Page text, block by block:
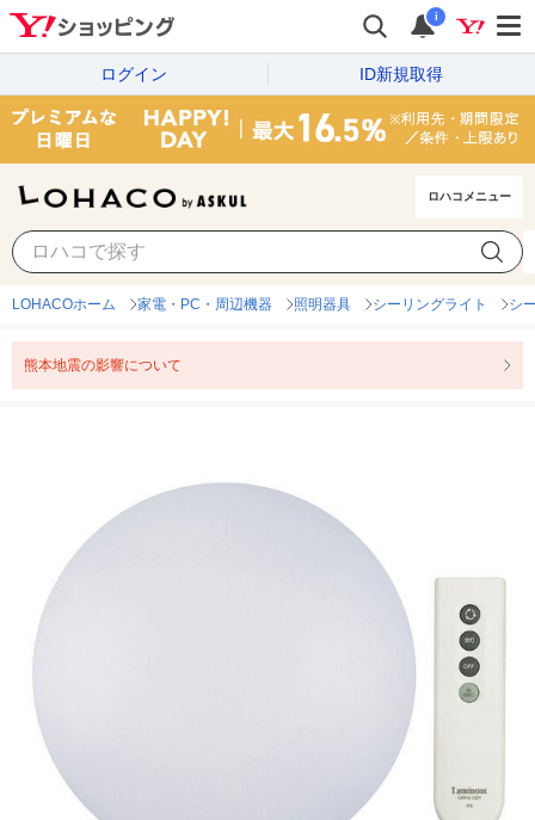
i
ログイン ID新規取得
ロハコメニュー
LOHACOホーム 家電・PC・周辺機器 照明器具 シーリングライト シ
熊本地震の影響について